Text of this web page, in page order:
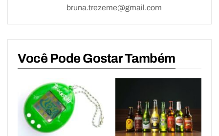
bruna.trezeme@gmail.com
Você Pode Gostar Também